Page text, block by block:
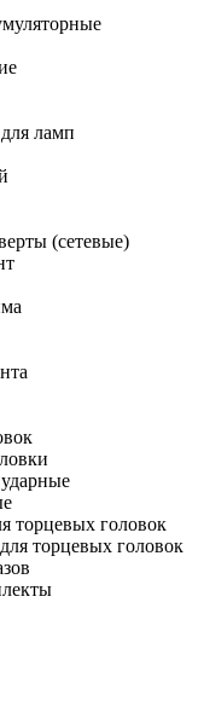
ламп
(сетевые)
торцевых головок
торцевых головок